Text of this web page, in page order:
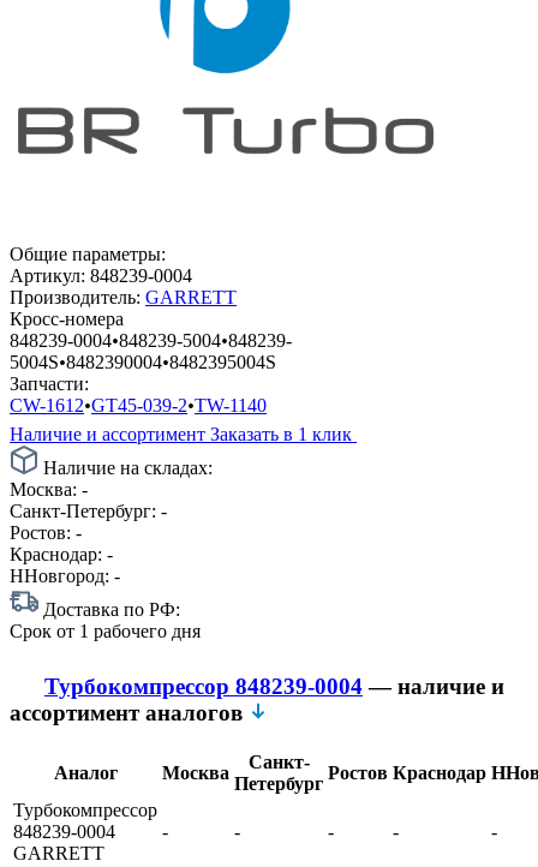
Общие параметры:
Артикул: 848239-0004
Производитель: GARRETT
Кросс-номера
848239-0004•848239-5004•848239-
5004S•8482390004•8482395004S
Запчасти:
CW-1612•GT45-039-2•TW-1140
Наличие и ассортимент Заказать в 1 клик
Наличие на складах:
Москва: -
Санкт-Петербург: -
Ростов: -
Краснодар: -
ННовгород: -
Доставка по РФ:
Срок от 1 рабочего дня
Турбокомпрессор 848239-0004— наличие и
ассортимент аналогов
Аналог Москва
Санкт-
Петербург
Ростов Краснодар
Турбокомпрессор
848239-0004
GARRETT
- - - - -